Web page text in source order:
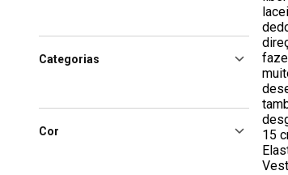
Categorias
Cor
15